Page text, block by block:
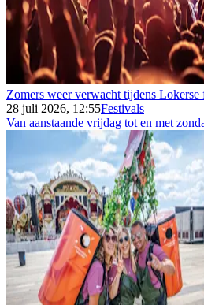
Zomers weer verwacht tijdens Lokerse
28 juli 2026, 12:55Festivals
Van aanstaande vrijdag tot en met